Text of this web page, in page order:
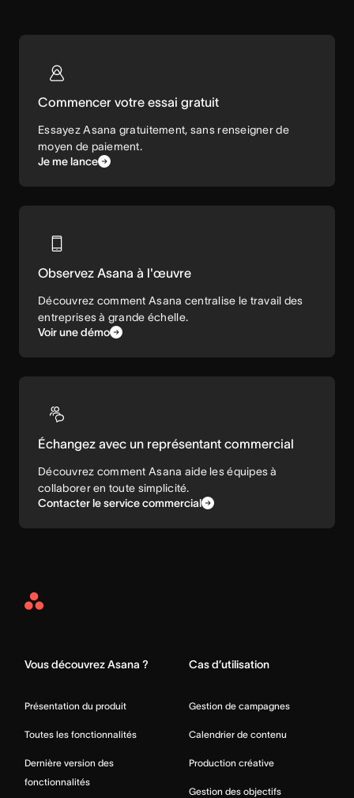
Commencer votre essai gratuit
Essayez Asana gratuitement, sans renseigner de
moyen de paiement.
Je me lance
Observez Asana à l'œuvre
Découvrez comment Asana centralise le travail des
entreprises à grande échelle.
Voir une démo
Échangez avec un représentant commercial
Découvrez comment Asana aide les équipes à
collaborer en toute simplicité.
Contacter le service commercial
Asana
Vous découvrez Asana ?
Présentation du produit
Toutes les fonctionnalités
Dernière version des
fonctionnalités
Cas d’utilisation
Gestion de campagnes
Calendrier de contenu
Production créative
Gestion des objectifs